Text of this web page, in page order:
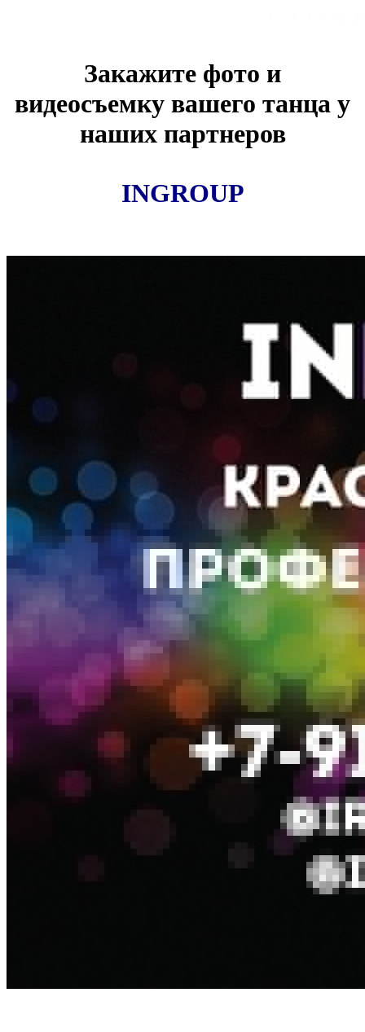
Закажите фото и
видеосъемку вашего танца у
наших партнеров
INGROUP